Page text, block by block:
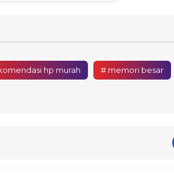
hp murah # memori besar